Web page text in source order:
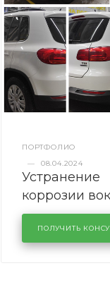
ПОРТФОЛИО
—
08.04.2024
Устранение
коррозии
лобового
районе
Volkswagen
ПОЛУЧИТЬ